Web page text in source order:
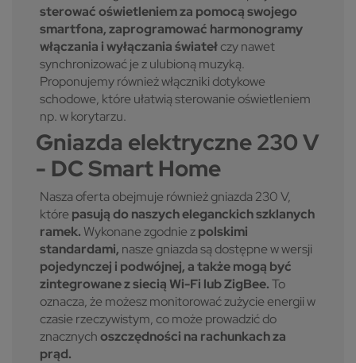
sterować oświetleniem za pomocą swojego
smartfona, zaprogramować harmonogramy
włączania i wyłączania światełczy nawet
synchronizować je z ulubioną muzyką.
Proponujemy również włączniki dotykowe
schodowe, które ułatwią sterowanie oświetleniem
np. w korytarzu.
Gniazda elektryczne 230 V
- DC Smart Home
Nasza oferta obejmuje również gniazda 230 V,
którepasują do naszych eleganckich szklanych
ramek. Wykonane zgodnie zpolskimi
standardami, nasze gniazda są dostępne w wersji
pojedynczej i podwójnej, a także mogą być
zintegrowane z siecią Wi-Fi lub ZigBee.To
oznacza, że możesz monitorować zużycie energii w
czasie rzeczywistym, co może prowadzić do
znacznychoszczędności na rachunkach za
prąd.